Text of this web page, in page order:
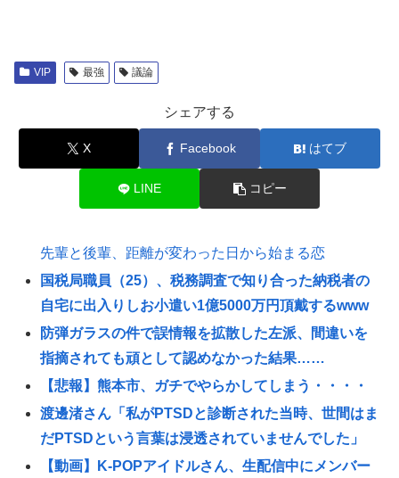
VIP 最強 議論
シェアする
X Facebook はてブ
LINE コピー
先輩と後輩、距離が変わった日から始まる恋
国税局職員（25）、税務調査で知り合った納税者の
自宅に出入りしお小遣い1億5000万円頂戴するwww
防弾ガラスの件で誤情報を拡散した左派、間違いを
指摘されても頑として認めなかった結果……
【悲報】熊本市、ガチでやらかしてしまう・・・・
渡邊渚さん「私がPTSDと診断された当時、世間はま
だPTSDという言葉は浸透されていませんでした」
【動画】K-POPアイドルさん、生配信中にメンバー